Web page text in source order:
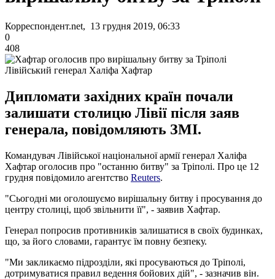
Корреспондент.net, 13 грудня 2019, 06:33
0
408
Лівійський генерал Халіфа Хафтар
Дипломати західних країн почали
залишати столицю Лівії після заяв
генерала, повідомляють ЗМІ.
Командувач Лівійської національної армії генерал Халіфа
Хафтар оголосив про "останню битву" за Тріполі. Про це 12
грудня повідомило агентство Reuters.
"Сьогодні ми оголошуємо вирішальну битву і просування до
центру столиці, щоб звільнити її", - заявив Хафтар.
Генерал попросив противників залишатися в своїх будинках,
що, за його словами, гарантує їм повну безпеку.
"Ми закликаємо підрозділи, які просуваються до Тріполі,
дотримуватися правил ведення бойових дій", - зазначив він.